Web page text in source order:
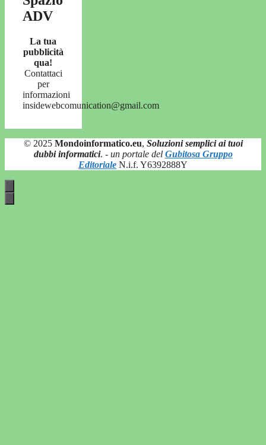
ADV
La tua
pubblicità
qua!
Contattaci
per
informazioni
insidewebcomunication@gmail.com
© 2025 Mondoinformatico.eu, Soluzioni semplici ai tuoi
dubbi informatici. - un portale del Gubitosa Gruppo
Editoriale N.i.f. Y6392888Y